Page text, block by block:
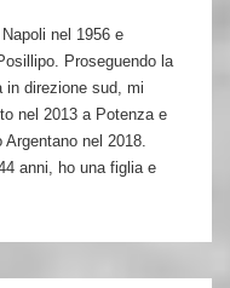
nel 1956 e
Proseguendo la
in direzione sud, mi
nel 2013 a Potenza e
nel 2018.
anni, ho una figlia e